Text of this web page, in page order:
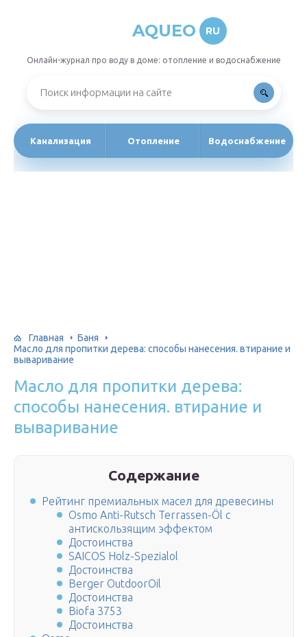
AQUEO RU
Онлайн-журнал про воду в доме: отопление и водоснабжение
Канализация Отопление Водоснабжение
Главная
Баня
Масло для пропитки дерева: способы нанесения. втирание и
вываривание
Масло для пропитки дерева:
способы нанесения. втирание и
вываривание
Содержание
Рейтинг премиальных масел для древесины
Osmo Anti-Rutsch Terrassen-Öl c
антискользящим эффектом
Достоинства
SAICOS Holz-Spezialol
Достоинства
Berger OutdoorOil
Достоинства
Biofa 3753
Достоинства